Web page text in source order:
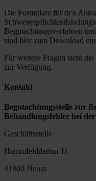
Die Formulare für den
Begutachtungsverfahren
sind hier zum Download
Für weitere Fragen steht
zur Verfügung.
Kontakt
Begutachtungsstelle zur
Behandlungsfehler bei
Geschäftsstelle
Hammfelddamm 11
41460 Neuss